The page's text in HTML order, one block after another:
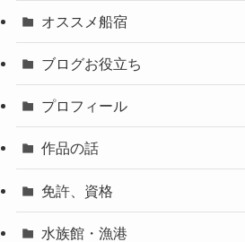
オススメ船宿
ブログお役立ち
プロフィール
作品の話
免許、資格
水族館・漁港